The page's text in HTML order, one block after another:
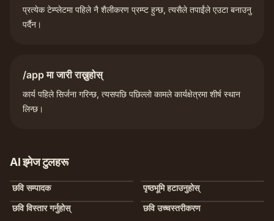
प्रत्येक टेम्प्लेटमा पहिले नै शैलीकरण प्रम्प्ट हुन्छ, त्यसैले तपाईंले एउटा बनाउनु
पर्दैन।
/app मा जारी राख्नुहोस्
कार्य पहिले सिर्जना गरिन्छ, त्यसपछि पछिल्लो कामले कार्यक्षेत्रमा शीर्ष स्थान
लिन्छ।
AI इमेज टुलहरू
छवि सम्पादक
पृष्ठभूमि हटाउनुहोस्
छवि विस्तार गर्नुहोस्
छवि उच्चस्तरीकरण